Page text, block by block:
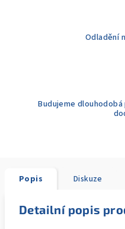
Odladění
Budujeme
Popis Diskuze
Detailní popis